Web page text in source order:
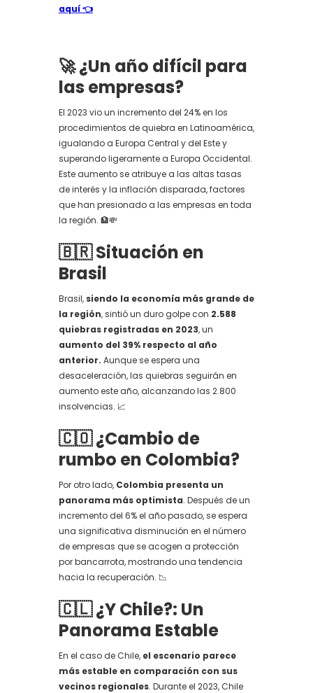
aquí 👈
🚀 ¿Un año difícil para
las empresas?
El 2023 vio un incremento del 24% en los
procedimientos de quiebra en Latinoamérica,
igualando a Europa Central y del Este y
superando ligeramente a Europa Occidental.
Este aumento se atribuye a las altas tasas
de interés y la inflación disparada, factores
que han presionado a las empresas en toda
la región. 🏦💸
🇧🇷 Situación en
Brasil
Brasil, siendo la economía más grande de
la región, sintió un duro golpe con 2.588
quiebras registradas en 2023, un
aumento del 39% respecto al año
anterior. Aunque se espera una
desaceleración, las quiebras seguirán en
aumento este año, alcanzando las 2.800
insolvencias. 📈
🇨🇴 ¿Cambio de
rumbo en Colombia?
Por otro lado, Colombia presenta un
panorama más optimista. Después de un
incremento del 6% el año pasado, se espera
una significativa disminución en el número
de empresas que se acogen a protección
por bancarrota, mostrando una tendencia
hacia la recuperación. 📉
🇨🇱 ¿Y Chile?: Un
Panorama Estable
En el caso de Chile, el escenario parece
más estable en comparación con sus
vecinos regionales. Durante el 2023, Chile